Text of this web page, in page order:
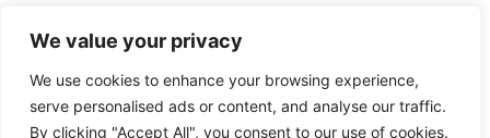
We value your privacy
We use cookies to enhance your browsing experience,
serve personalised ads or content, and analyse our traffic.
By clicking "Accept All", you consent to our use of cookies.